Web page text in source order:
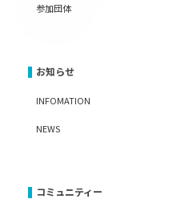
参加団体
お知らせ
INFOMATION
NEWS
コミュニティー